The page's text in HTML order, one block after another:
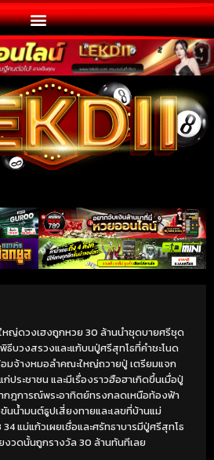
หญ่ดวงเฮงถูกหวย 30 ล้านนำชุดบายศรีชุด
บวงสรวงและแก้บนปู่ศรีสุทโธที่คำชะโนด
มจ้างหมอลำคณะใหญ่ถวายปู่ เตรียมแจก
ประชาชน และมีเรื่องราวฮือฮาเกิดขึ้นเมื่อปู่
กฎการณ์พระอาทิตย์ทรงกลดเหนือท้องฟ้า
น้ำมนต์ธูปเสี่ยงทายและเลขที่บ้านแม่
แม่แก้วเผยเชื่อและศรัทธาบารมีปู่ศรีสุทโธ
วดนั้นถูกรางวัล 30 ล้านทันทีเลย